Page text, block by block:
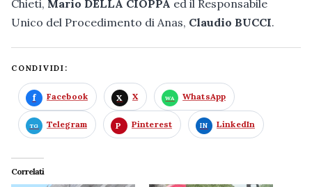
Chieti, Mario DELLA CIOPPA ed il Responsabile
Unico del Procedimento di Anas, Claudio BUCCI.
CONDIVIDI:
Facebook X WhatsApp
Telegram Pinterest LinkedIn
Correlati